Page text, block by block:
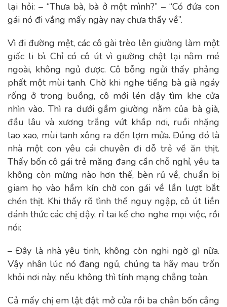
lại hỏi: – “Thưa bà, bà ở một mình?” – “Có đứa con
gái nó đi vắng mấy ngày nay chưa thấy về”.
Vì đi đường mệt, các cô gài trèo lên giường làm một
giấc li bì. Chỉ có cô út vì giường chật lại nằm mé
ngoài, không ngủ được. Cô bỗng ngửi thấy phảng
phất một mùi tanh. Chờ khi nghe tiếng bà già ngáy
rống ở trong buồng, cô mới lén dậy tìm khe cửa
nhìn vào. Thì ra dưới gầm giường nằm của bà già,
đầu lâu và xương trắng vứt khắp nơi, ruồi nhặng
lao xao, mùi tanh xông ra đến lợm mửa. Đúng đó là
nhà một con yêu cái chuyên đi dỗ trẻ về ăn thịt.
Thấy bốn cô gái trẻ măng đang cần chỗ nghỉ, yêu ta
không còn mừng nào hơn thế, bèn rủ về, chuẩn bị
giam họ vào hầm kín chờ con gái về lần lượt bắt
chén thịt. Khi thấy rõ tình thế nguy ngập, cô út liền
đánh thức các chị dậy, rỉ tai kể cho nghe mọi việc, rồi
nói:
– Đây là nhà yêu tinh, không còn nghi ngờ gì nữa.
Vậy nhân lúc nó đang ngủ, chúng ta hãy mau trốn
khỏi nơi này, nếu không thì tính mạng chẳng toàn.
Cả mấy chị em lật đật mở cửa rồi ba chân bốn cẳng